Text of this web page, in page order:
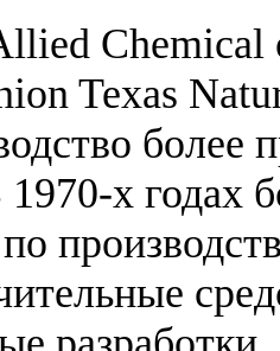
Chemical
Texas
х годах